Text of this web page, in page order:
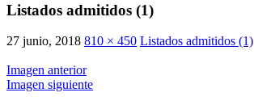
Listados admitidos (1)
27 junio, 2018 810 × 450 Listados admitidos (1)
Imagen anterior
Imagen siguiente